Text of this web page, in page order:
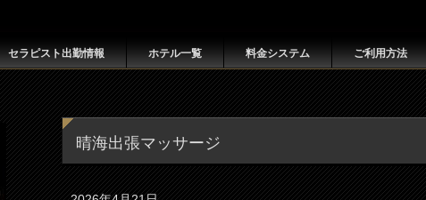
セラピスト出勤情報 ホテル一覧 料金システム ご利用方法
晴海出張マッサージ